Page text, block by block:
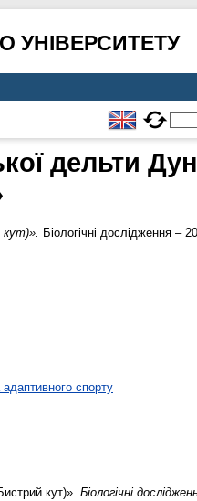
УНІВЕРСИТЕТУ
дельти
кут)». Біологічні дослідження –
спорту
кут)». Біологічні